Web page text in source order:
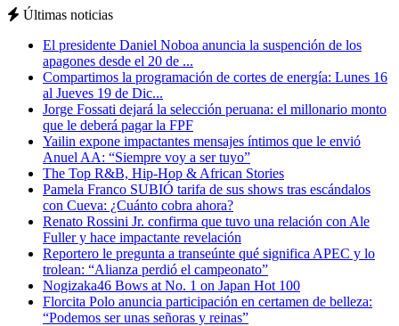
Últimas noticias
El presidente Daniel Noboa anuncia la suspención de los
apagones desde el 20 de ...
Compartimos la programación de cortes de energía: Lunes 16
al Jueves 19 de Dic...
Jorge Fossati dejará la selección peruana: el millonario monto
que le deberá pagar la FPF
Yailin expone impactantes mensajes íntimos que le envió
Anuel AA: “Siempre voy a ser tuyo”
The Top R&B, Hip-Hop & African Stories
Pamela Franco SUBIÓ tarifa de sus shows tras escándalos
con Cueva: ¿Cuánto cobra ahora?
Renato Rossini Jr. confirma que tuvo una relación con Ale
Fuller y hace impactante revelación
Reportero le pregunta a transeúnte qué significa APEC y lo
trolean: “Alianza perdió el campeonato”
Nogizaka46 Bows at No. 1 on Japan Hot 100
Florcita Polo anuncia participación en certamen de belleza:
“Podemos ser unas señoras y reinas”